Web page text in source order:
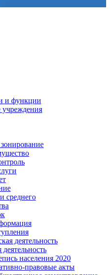
и функции
среднего
деятельность
населения 2020
правовые акты